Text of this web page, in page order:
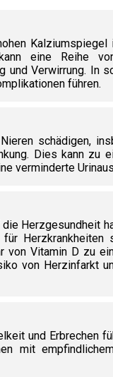
Kalziumspiegel
eine Reihe
und Verwirrung. In
führen.
schädigen,
Dies kann zu
verminderte
Herzgesundheit
Herzkrankheiten
von Vitamin D zu
von Herzinfarkt
und Erbrechen
mit